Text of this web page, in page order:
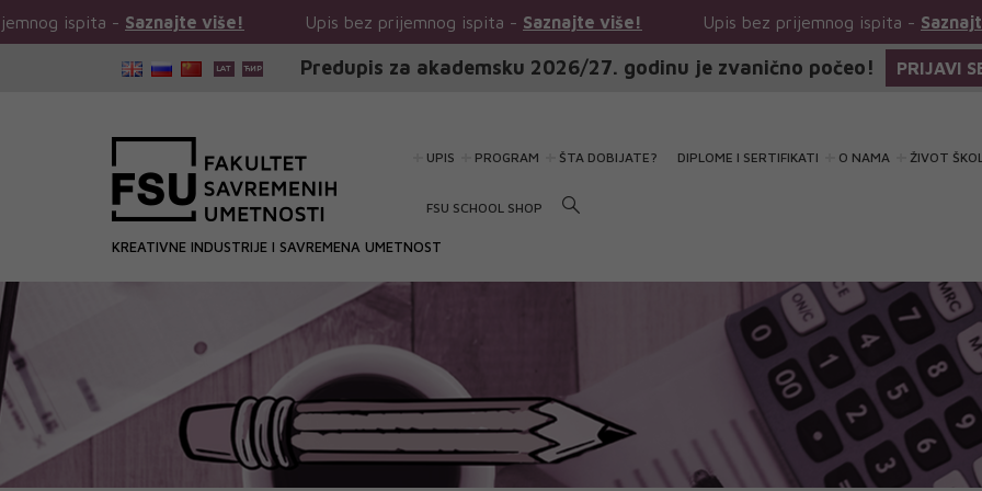
više! Upis bez prijemnog ispita -Saznajte više! Upis bez prijemnog ispita -Saznajte više! Upis
Predupis za akademsku 2026/27. godinu je zvanično počeo! PRIJAVI
UPIS PROGRAM ŠTA DOBIJATE? DIPLOME I SERTIFIKATI O NAMA ŽIVOT
FSU SCHOOL SHOP
KREATIVNE INDUSTRIJE I SAVREMENA UMETNOST